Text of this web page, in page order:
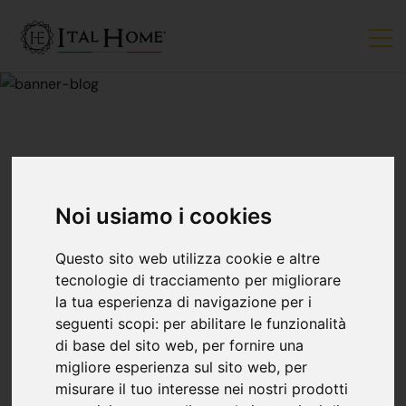
Noi usiamo i cookies
Questo sito web utilizza cookie e altre
tecnologie di tracciamento per migliorare
la tua esperienza di navigazione per i
seguenti scopi: per abilitare le funzionalità
di base del sito web, per fornire una
migliore esperienza sul sito web, per
misurare il tuo interesse nei nostri prodotti
7 Consigli Per Rendere
La Tua Casa Più
Accogliente
Ital Home Bergamo 05 febbraio